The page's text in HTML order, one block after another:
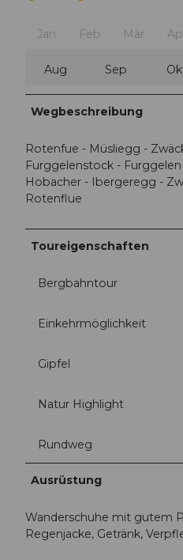
Jan Feb Mär
Aug Sep
Wegbeschreibung
Rotenfue - Müsliegg -
Furggelenstock -
Hobacher - Ibergeregg -
Rotenflue
Toureigenschaften
Bergbahntour
Einkehrmöglichkeit
Gipfel
Natur Highlight
Rundweg
Ausrüstung
Wanderschuhe mit gutem
Regenjacke, Getränk,